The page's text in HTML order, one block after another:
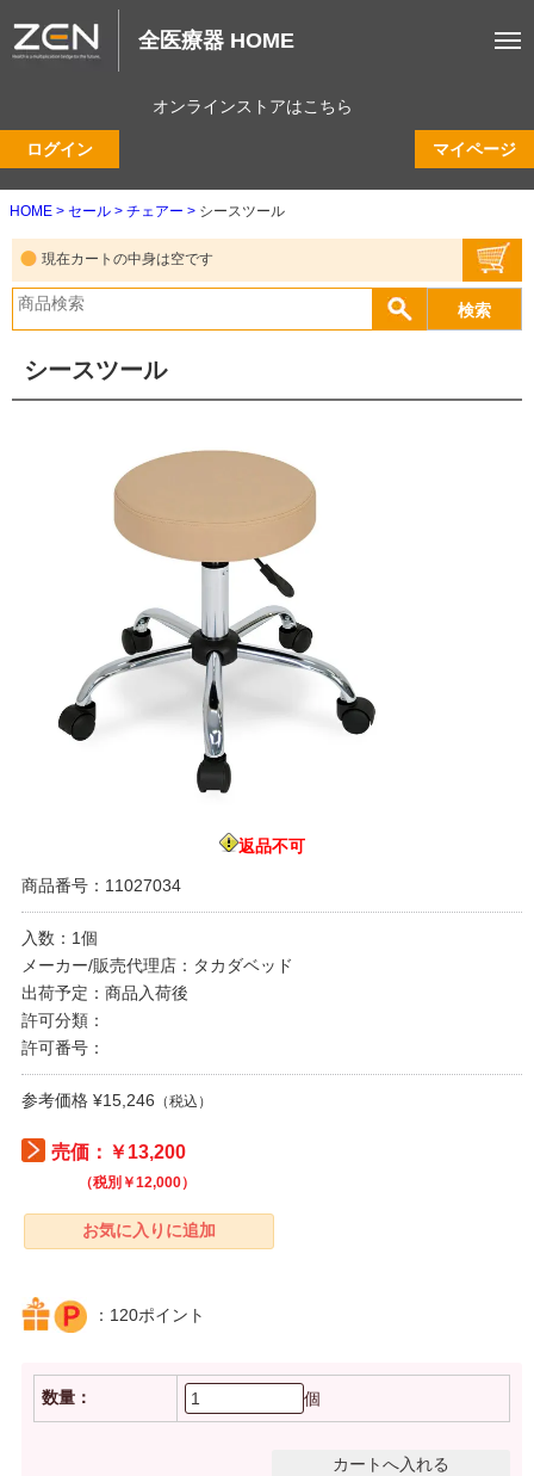
全医療器 HOME
オンラインストアはこちら
ログイン マイページ
HOME セール チェアー シースツール
現在カートの中身は空です
シースツール
返品不可
商品番号：11027034
入数：1個
メーカー/販売代理店：タカダベッド
出荷予定：商品入荷後
許可分類：
許可番号：
参考価格 ¥15,246 （税込）
売価：￥13,200
（税別￥12,000）
：120ポイント
数量： 個